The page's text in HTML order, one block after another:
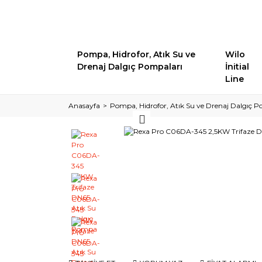
Pompa, Hidrofor, Atık Su ve
Drenaj Dalgıç Pompaları
Wilo
İnitial
Line
Anasayfa Pompa, Hidrofor, Atık Su ve Drenaj Dalgıç